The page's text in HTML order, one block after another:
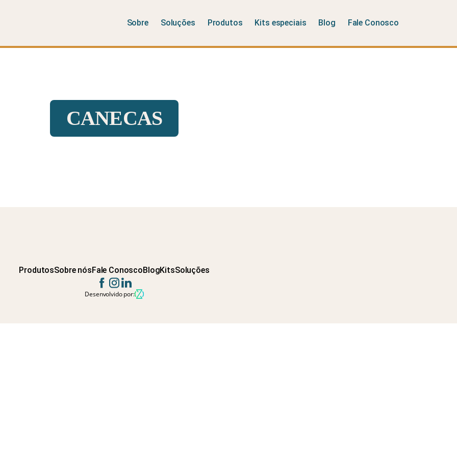
Sobre Soluções Produtos Kits especiais Blog Fale Conosco
CANECAS
ProdutosSobre nósFale ConoscoBlogKitsSoluções
Desenvolvido por: